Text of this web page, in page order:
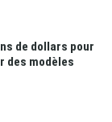
de dollars pour
des modèles